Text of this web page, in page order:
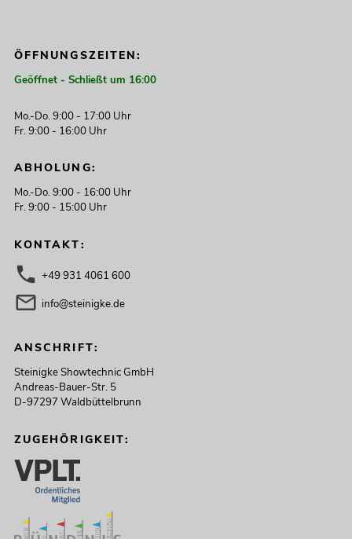
ÖFFNUNGSZEITEN:
Geöffnet - Schließt um 16:00
Mo.-Do. 9:00 - 17:00 Uhr
Fr. 9:00 - 16:00 Uhr
ABHOLUNG:
Mo.-Do. 9:00 - 16:00 Uhr
Fr. 9:00 - 15:00 Uhr
KONTAKT:
+49 931 4061 600
info@steinigke.de
ANSCHRIFT:
Steinigke Showtechnic GmbH
Andreas-Bauer-Str. 5
D-97297 Waldbüttelbrunn
ZUGEHÖRIGKEIT: